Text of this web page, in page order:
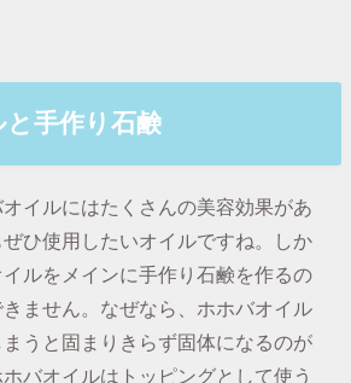
手作り石鹸
イルにはたくさんの美容効果があ
ひ使用したいオイルですね。しか
ルをメインに手作り石鹸を作るの
ません。なぜなら、ホホバオイル
うと固まりきらず固体になるのが
バオイルはトッピングとして使う